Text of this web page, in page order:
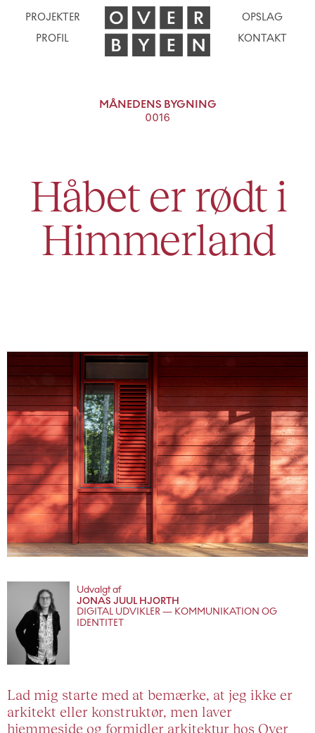
PROJEKTER
PROFIL
OPSLAG
KONTAKT
MÅNEDENS BYGNING
0016
Håbet er rødt i
Himmerland
Udvalgt af
JONAS JUUL HJORTH
DIGITAL UDVIKLER — KOMMUNIKATION OG
IDENTITET
Lad mig starte med at bemærke, at jeg ikke er
arkitekt eller konstruktør, men laver
hjemmeside og formidler arkitektur hos Over